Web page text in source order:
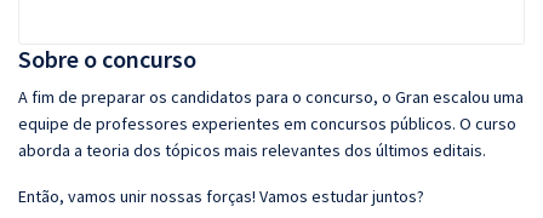
Sobre o concurso
A fim de preparar os candidatos para o concurso, o Gran escalou uma
equipe de professores experientes em concursos públicos. O curso
aborda a teoria dos tópicos mais relevantes dos últimos editais.
Então, vamos unir nossas forças! Vamos estudar juntos?